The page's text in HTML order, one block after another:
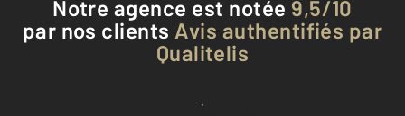
Notre agence est notée 9,5/10
par nos clients Avis authentifiés par
Qualitelis
Voir tous les avis clients